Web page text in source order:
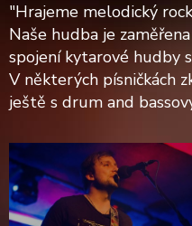
"Hrajeme melodický
Naše hudba je
spojení kytarové hudby
V některých písničkách
ještě s drum and